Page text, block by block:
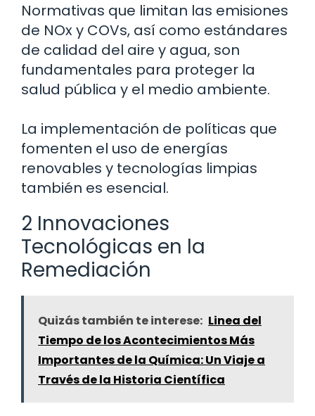
Normativas que limitan las emisiones
de NOx y COVs, así como estándares
de calidad del aire y agua, son
fundamentales para proteger la
salud pública y el medio ambiente.
La implementación de políticas que
fomenten el uso de energías
renovables y tecnologías limpias
también es esencial.
2 Innovaciones
Tecnológicas en la
Remediación
Quizás también te interese: Linea del
Tiempo de los Acontecimientos Más
Importantes de la Química: Un Viaje a
Través de la Historia Científica